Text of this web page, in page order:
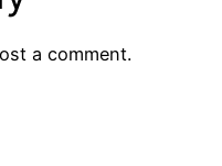
a comment.